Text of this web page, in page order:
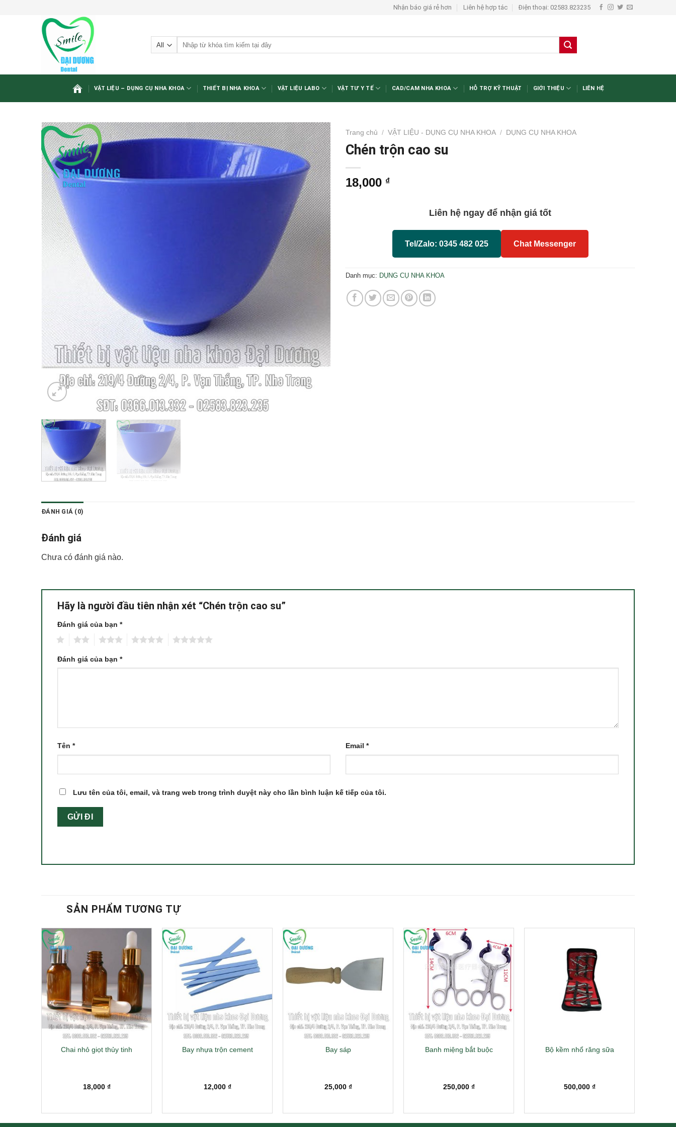
Nhận báo giá rẻ hơn Liên hệ hợp tác Điện thoại: 02583.823235
kiếm:
VẬT LIỆU – DỤNG CỤ NHA KHOA THIẾT BỊ NHA KHOA VẬT LIỆU LABO VẬT TƯ Y TẾ CAD/CAM NHA KHOA HỖ TRỢ KỸ THUẬT GIỚI THIỆU LIÊN HỆ
Trang chủ / VẬT LIỆU - DỤNG CỤ NHA KHOA / DỤNG CỤ NHA KHOA
Chén trộn cao su
18,000 ₫
Liên hệ ngay để nhận giá tốt
Tel/Zalo: 0345 482 025 Chat Messenger
Danh mục: DỤNG CỤ NHA KHOA
ĐÁNH GIÁ (0)
Đánh giá
Chưa có đánh giá nào.
Hãy là người đầu tiên nhận xét “Chén trộn cao su”
Đánh giá của bạn *
Đánh giá của bạn *
Tên * Email *
Lưu tên của tôi, email, và trang web trong trình duyệt này cho lần bình luận kế tiếp của tôi.
SẢN PHẨM TƯƠNG TỰ
Chai nhỏ giọt thủy tinh
18,000 ₫
Bay nhựa trộn cement
12,000 ₫
Bay sáp
25,000 ₫
Banh miệng bắt buộc
250,000 ₫
Bộ kềm nhổ răng sữa
500,000 ₫